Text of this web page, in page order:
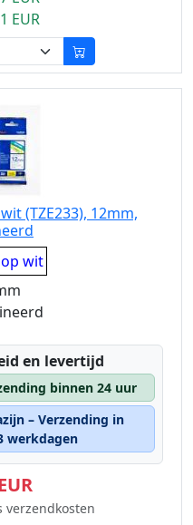
EUR
(TZE233), 12mm,
wit
en levertijd
binnen 24 uur
– Verzending in
werkdagen
verzendkosten